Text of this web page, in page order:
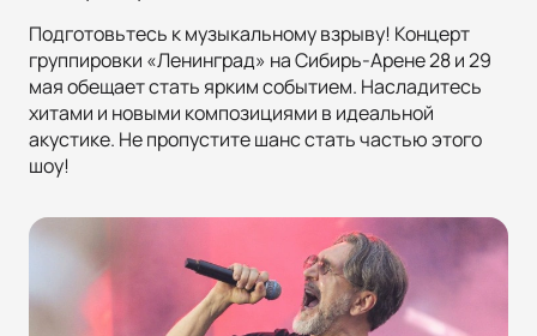
Подготовьтесь к музыкальному взрыву! Концерт
группировки «Ленинград» на Сибирь-Арене 28 и 29
мая обещает стать ярким событием. Насладитесь
хитами и новыми композициями в идеальной
акустике. Не пропустите шанс стать частью этого
шоу!